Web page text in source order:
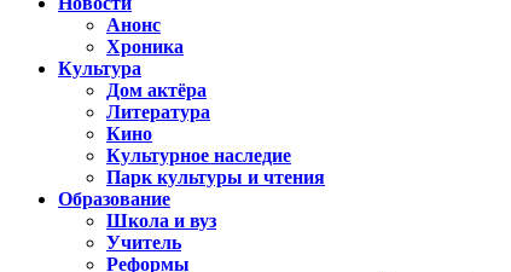
Анонс
Хроника
Культура
Дом актёра
Литература
Кино
Культурное наследие
Парк культуры и чтения
Образование
Школа и вуз
Учитель
Реформы